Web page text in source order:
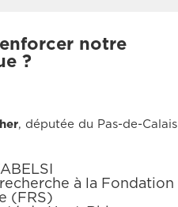
notre
?
, députée du Pas-de-Calais
à la Fondation
(FRS)